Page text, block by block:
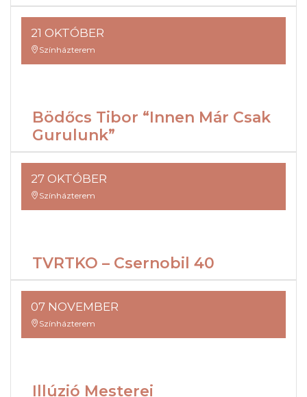
21 OKTÓBER
Színházterem
Bödőcs Tibor “Innen Már Csak
Gurulunk”
27 OKTÓBER
Színházterem
TVRTKO – Csernobil 40
07 NOVEMBER
Színházterem
Illúzió Mesterei